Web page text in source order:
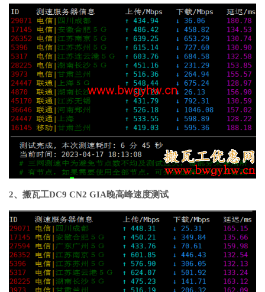
2、搬瓦工DC9 CN2 GIA晚高峰速度测试